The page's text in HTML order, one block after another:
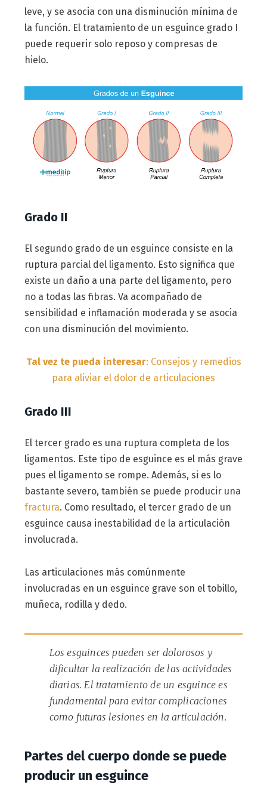
leve, y se asocia con una disminución mínima de
la función. El tratamiento de un esguince grado I
puede requerir solo reposo y compresas de
hielo.
Grado II
El segundo grado de un esguince consiste en la
ruptura parcial del ligamento. Esto significa que
existe un daño a una parte del ligamento, pero
no a todas las fibras. Va acompañado de
sensibilidad e inflamación moderada y se asocia
con una disminución del movimiento.
Tal vez te pueda interesar: Consejos y remedios
para aliviar el dolor de articulaciones
Grado III
El tercer grado es una ruptura completa de los
ligamentos. Este tipo de esguince es el más grave
pues el ligamento se rompe. Además, si es lo
bastante severo, también se puede producir una
fractura. Como resultado, el tercer grado de un
esguince causa inestabilidad de la articulación
involucrada.
Las articulaciones más comúnmente
involucradas en un esguince grave son el tobillo,
muñeca, rodilla y dedo.
Los esguinces pueden ser dolorosos y
dificultar la realización de las actividades
diarias. El tratamiento de un esguince es
fundamental para evitar complicaciones
como futuras lesiones en la articulación.
Partes del cuerpo donde se puede
producir un esguince